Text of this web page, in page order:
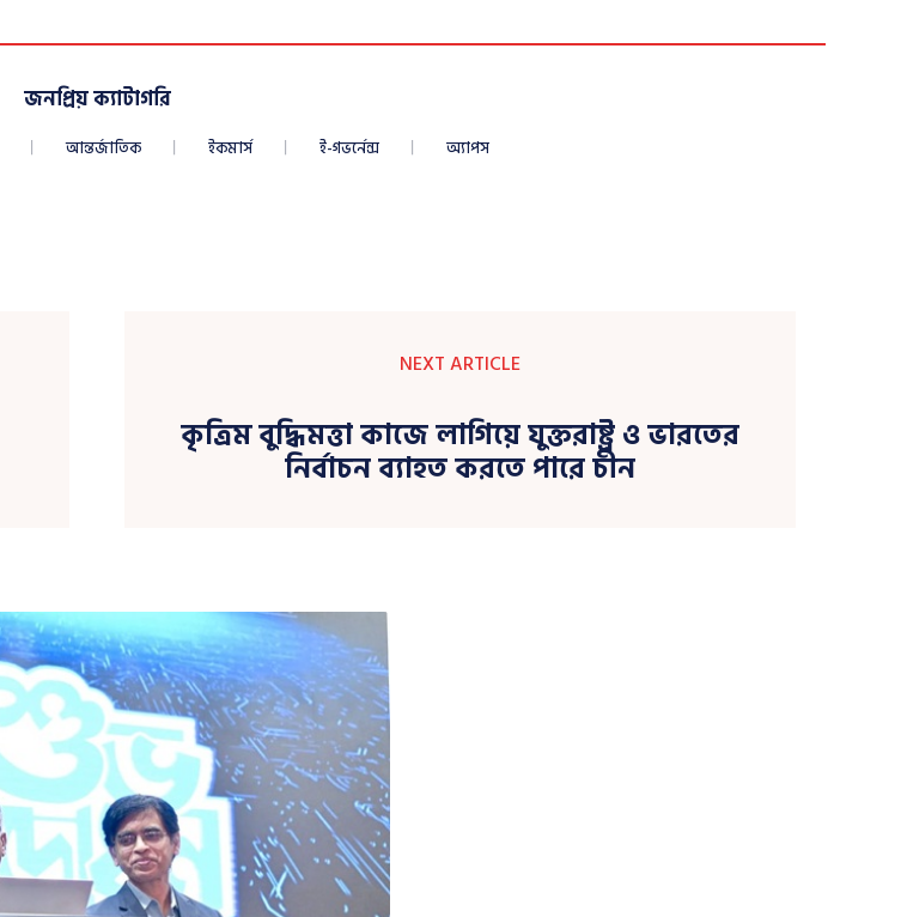
জনপ্রিয় ক্যাটাগরি
আন্তর্জাতিক ইকমার্স ই-গভর্নেন্স অ্যাপস
NEXT ARTICLE
কৃত্রিম বুদ্ধিমত্তা কাজে লাগিয়ে যুক্তরাষ্ট্র ও ভারতের
নির্বাচন ব্যাহত করতে পারে চীন